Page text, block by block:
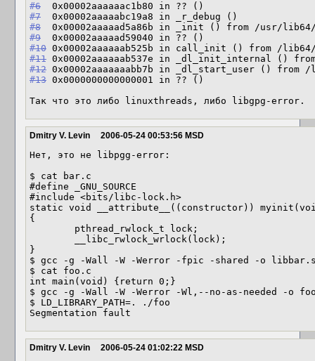
#6
#7
#8
#9
#10
#11
#12
#13 0x0000000000000001 in ?? ()
Так что это либо linuxthreads, либо libgpg-error.
Dmitry V. Levin 2006-05-24 00:53:56 MSD
Нет, это не libpgg-error:
$ cat bar.c
#define _GNU_SOURCE
#include <bits/libc-lock.h>
static void __attribute__((constructor))
{
}
$ gcc -g -Wall -W -Werror -fpic -shared -o
$ cat foo.c
int main(void) {return 0;}
$ gcc -g -Wall -W -Werror -Wl,--no-as-needed -o
$ LD_LIBRARY_PATH=. ./foo
Dmitry V. Levin 2006-05-24 01:02:22 MSD